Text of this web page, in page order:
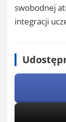
swobodnej
integracji